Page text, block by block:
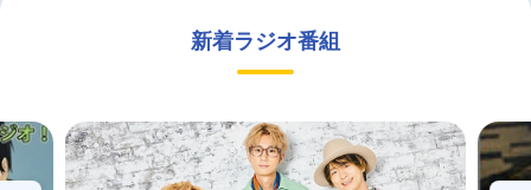
新着ラジオ番組